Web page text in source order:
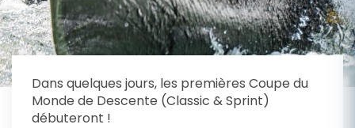
PUBLIÉ LE JEUDI 13 JUIN 2024
Dans quelques jours, les premières Coupe du
Monde de Descente (Classic & Sprint)
débuteront !